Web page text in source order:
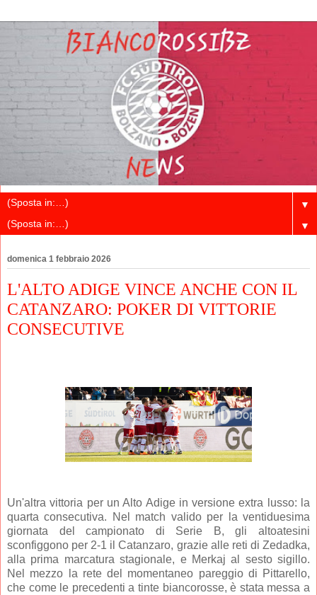
▼
▼
domenica 1 febbraio 2026
L'ALTO ADIGE VINCE ANCHE CON IL
CATANZARO: POKER DI VITTORIE
CONSECUTIVE
Un'altra vittoria per un Alto Adige in versione extra lusso: la
quarta consecutiva. Nel match valido per la ventiduesima
giornata del campionato di Serie B, gli altoatesini
sconfiggono per 2-1 il Catanzaro, grazie alle reti di Zedadka,
alla prima marcatura stagionale, e Merkaj al sesto sigillo.
Nel mezzo la rete del momentaneo pareggio di Pittarello,
che come le precedenti a tinte biancorosse, è stata messa a